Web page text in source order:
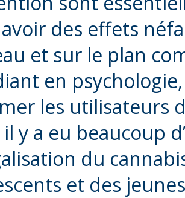
des effets
et sur le plan
en
les utilisateurs
y a eu beaucoup
du
et des